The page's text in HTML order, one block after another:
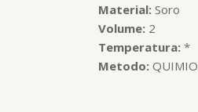
Material:Soro
Volume:2
Temperatura:*
Metodo: